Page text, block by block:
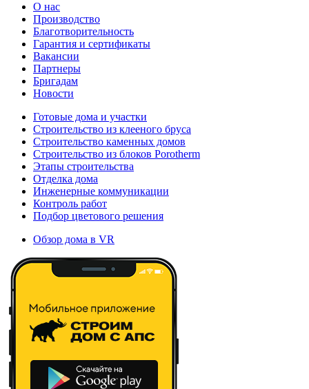
О нас
Производство
Благотворительность
Гарантия и сертификаты
Вакансии
Партнеры
Бригадам
Новости
Готовые дома и участки
Строительство из клееного бруса
Строительство каменных домов
Строительство из блоков Porotherm
Этапы строительства
Отделка дома
Инженерные коммуникации
Контроль работ
Подбор цветового решения
Обзор дома в VR